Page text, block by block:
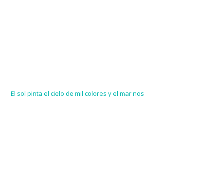
El sol pinta el cielo de mil colores y el mar nos